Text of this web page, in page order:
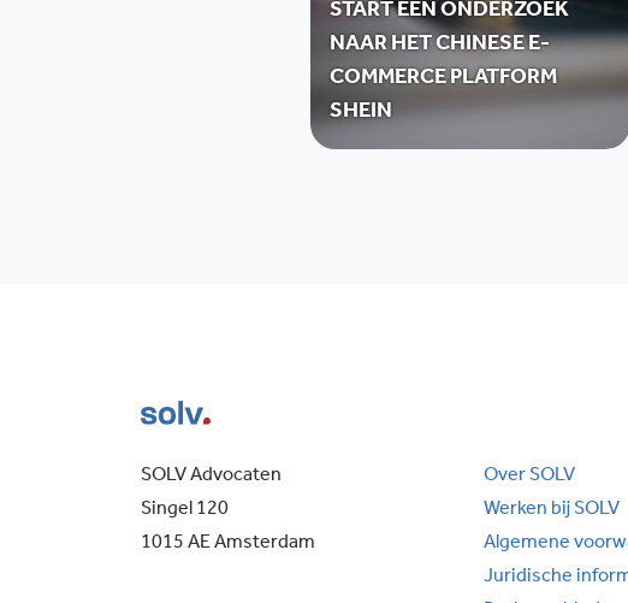
START EEN ONDERZOEK
NAAR HET CHINESE E-
COMMERCE PLATFORM
SHEIN
SOLV Advocaten
Singel 120
1015 AE Amsterdam
Over SOLV
Werken bij SOLV
Algemene
Juridische